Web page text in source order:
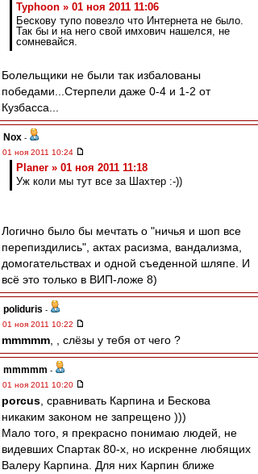
Typhoon » 01 ноя 2011 11:06
Бескову тупо повезло что Интернета не было.
Так бы и на него свой имхович нашелся, не
сомневайся.
Болельщики не были так избалованы
победами...Стерпели даже 0-4 и 1-2 от
Кузбасса...
Nox -
01 ноя 2011 10:24
Planer » 01 ноя 2011 11:18
Уж коли мы тут все за Шахтер :-))
Логично было бы мечтать о "ничья и шоп все
перепиздились", актах расизма, вандализма,
домогательствах и одной съеденной шляпе. И
всё это только в ВИП-ложе 8)
poliduris -
01 ноя 2011 10:22
mmmmm , , слёзы у тебя от чего ?
mmmmm -
01 ноя 2011 10:20
porcus , сравнивать Карпина и Бескова
никаким законом не запрещено )))
Мало того, я прекрасно понимаю людей, не
видевших Спартак 80-х, но искренне любящих
Валеру Карпина. Для них Карпин ближе